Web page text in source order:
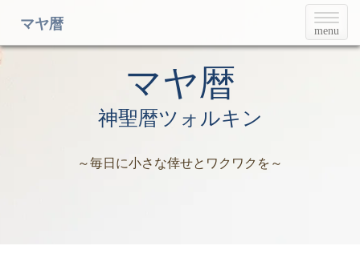
T
o
g
menu
マヤ暦
マヤ暦
神聖暦ツォルキン
～毎日に小さな倖せとワクワクを～